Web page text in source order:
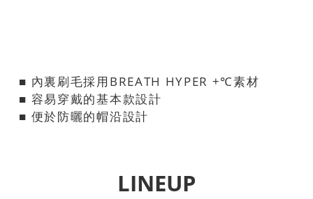
■ 內裏刷毛採用BREATH HYPER +℃素材
■ 容易穿戴的基本款設計
■ 便於防曬的帽沿設計
LINEUP